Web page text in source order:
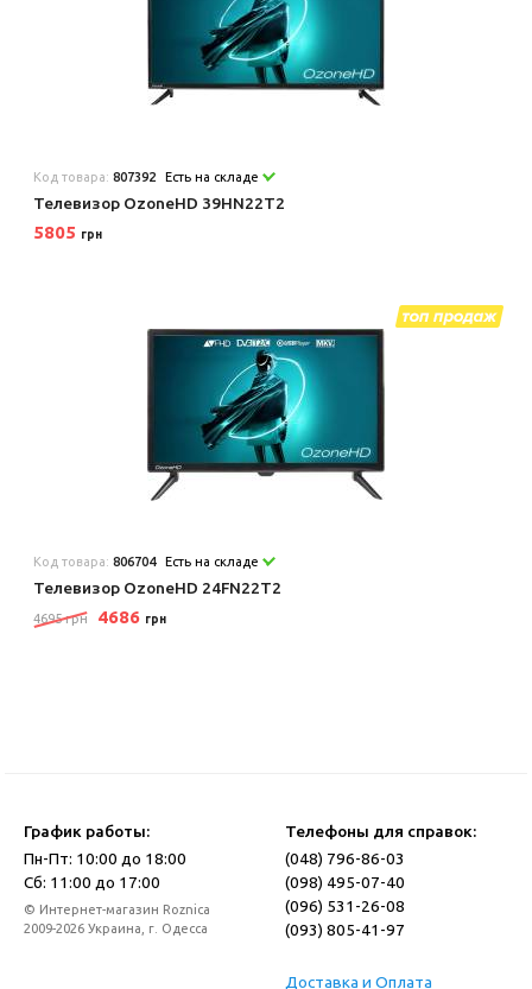
Код товара:807392 Есть на складе
Телевизор OzoneHD 39HN22T2
5805 грн
Код товара:806704 Есть на складе
Телевизор OzoneHD 24FN22T2
4695 грн 4686 грн
График работы:
Пн-Пт: 10:00 до 18:00
Сб: 11:00 до 17:00
© Интернет-магазин Roznica
2009-2026 Украина, г. Одесса
Телефоны для справок:
(048) 796-86-03
(098) 495-07-40
(096) 531-26-08
(093) 805-41-97
Доставка и Оплата